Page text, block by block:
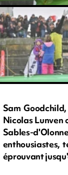
Sam
Nicolas Lunven
Sables-
enthousiastes,
éprouvant